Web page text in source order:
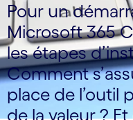
Pour un
Microsoft 365
les étapes
Comment
place de l’outil
de la valeur ?